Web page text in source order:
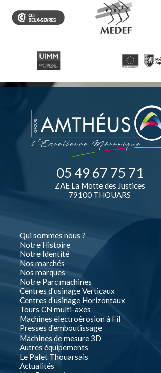
05 49 67 75 71
ZAE La Motte des Justices
79100 THOUARS
Qui sommes nous ?
Notre Histoire
Notre Identité
Nos marchés
Nos marques
Notre Parc machines
Centres d'usinage Verticaux
Centres d'usinage Horizontaux
Tours CN multi-axes
Machines électroérosion à Fil
Presses d'emboutissage
Machines de mesure 3D
Autres équipements
Le Palet Thouarsais
Actualités